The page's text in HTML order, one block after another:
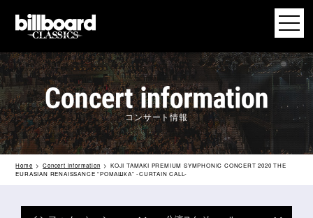
コンサート情報
Home Concert information
KOJI TAMAKI PREMIUM SYMPHONIC CONCERT 2020 THE
EURASIAN RENAISSANCE “РОМАШКА” -CURTAIN CALL-